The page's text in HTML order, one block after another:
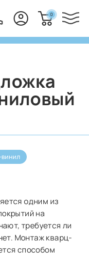
0
одним из
на
требуется ли
Монтаж кварц-
способом